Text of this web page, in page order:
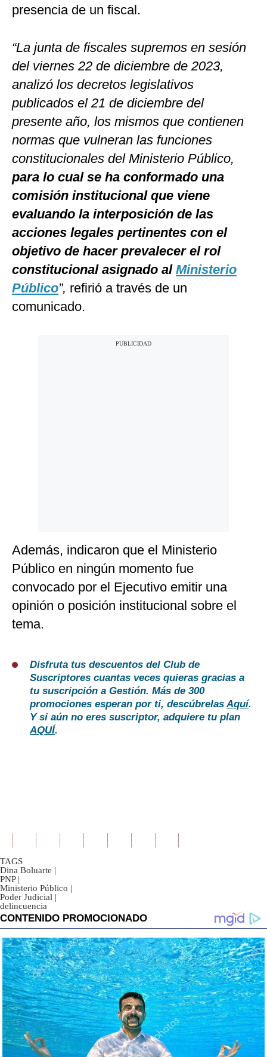
presencia de un fiscal.
“La junta de fiscales supremos en sesión
del viernes 22 de diciembre de 2023,
analizó los decretos legislativos
publicados el 21 de diciembre del
presente año, los mismos que contienen
normas que vulneran las funciones
constitucionales del Ministerio Público,
para lo cual se ha conformado una
comisión institucional que viene
evaluando la interposición de las
acciones legales pertinentes con el
objetivo de hacer prevalecer el rol
constitucional asignado al Ministerio
Público”, refirió a través de un
comunicado.
Además, indicaron que el Ministerio
Público en ningún momento fue
convocado por el Ejecutivo emitir una
opinión o posición institucional sobre el
tema.
Disfruta tus descuentos del Club de
Suscriptores cuantas veces quieras gracias a
tu suscripción a Gestión. Más de 300
promociones esperan por ti, descúbrelasAquí.
Y si aún no eres suscriptor, adquiere tu plan
AQUÍ.
TAGS
Dina Boluarte |
PNP |
Ministerio Público |
Poder Judicial |
delincuencia